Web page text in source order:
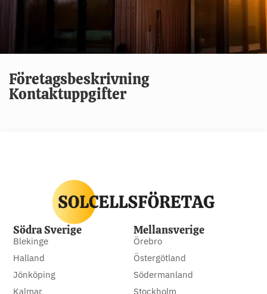
Företagsbeskrivning
Kontaktuppgifter
Södra Sverige
Blekinge
Halland
Jönköping
Kalmar
Mellansverige
Örebro
Östergötland
Södermanland
Stockholm